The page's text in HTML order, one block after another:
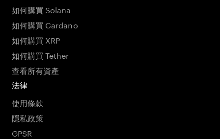
如何購買 Solana
如何購買 Cardano
如何購買 XRP
如何購買 Tether
查看所有資產
法律
使用條款
隱私政策
GPSR